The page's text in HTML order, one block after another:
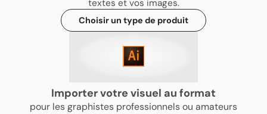
textes et vos images.
Choisir un type de produit
Importer votre visuel au format
pour les graphistes professionnels ou amateurs